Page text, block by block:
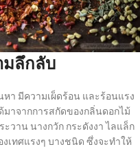
มลึกลับ
า มีความเผ็ดร้อน และร้อนแรง
าจากการสกัดของกลิ่นดอกไม้
วาน นางกวัก กระดังงา ไลแล็ก
เทศแรงๆ บางชนิด ซึ่งจะทำให้